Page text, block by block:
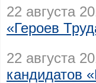
22 августа
«Героев
22 августа
кандидатов